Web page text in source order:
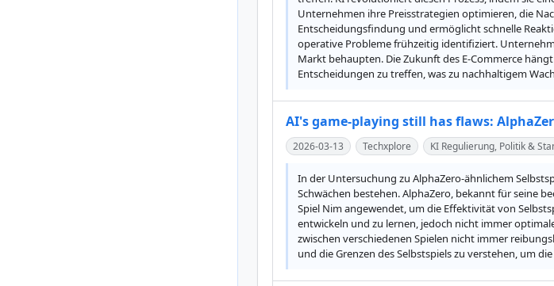
Unternehmen ihre Preisstrategien optimieren, die
Entscheidungsfindung und ermöglicht schnelle
operative Probleme frühzeitig identifiziert.
Markt behaupten. Die Zukunft des E-Commerce
Entscheidungen zu treffen, was zu nachhaltigem
AI's game-playing still has flaws:
2026-03-13 Techxplore KI Regulierung, Politik &
In der Untersuchung zu AlphaZero-ähnlichem
Schwächen bestehen. AlphaZero, bekannt für seine
Spiel Nim angewendet, um die Effektivität von
entwickeln und zu lernen, jedoch nicht immer
zwischen verschiedenen Spielen nicht immer
und die Grenzen des Selbstspiels zu verstehen, um